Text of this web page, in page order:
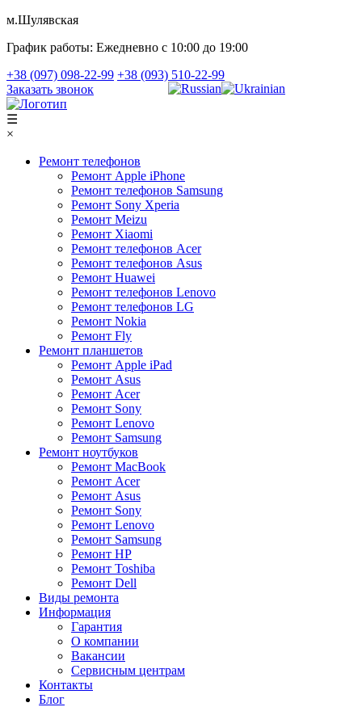
м.Шулявская
График работы: Ежедневно с 10:00 до 19:00
+38 (097) 098-22-99 +38 (093) 510-22-99
Заказать звонок
☰
×
Ремонт телефонов
Ремонт Apple iPhone
Ремонт телефонов Samsung
Ремонт Sony Xperia
Ремонт Meizu
Ремонт Xiaomi
Ремонт телефонов Acer
Ремонт телефонов Asus
Ремонт Huawei
Ремонт телефонов Lenovo
Ремонт телефонов LG
Ремонт Nokia
Ремонт Fly
Ремонт планшетов
Ремонт Apple iPad
Ремонт Asus
Ремонт Acer
Ремонт Sony
Ремонт Lenovo
Ремонт Samsung
Ремонт ноутбуков
Ремонт MacBook
Ремонт Acer
Ремонт Asus
Ремонт Sony
Ремонт Lenovo
Ремонт Samsung
Ремонт HP
Ремонт Toshiba
Ремонт Dell
Виды ремонта
Информация
Гарантия
О компании
Вакансии
Сервисным центрам
Контакты
Блог